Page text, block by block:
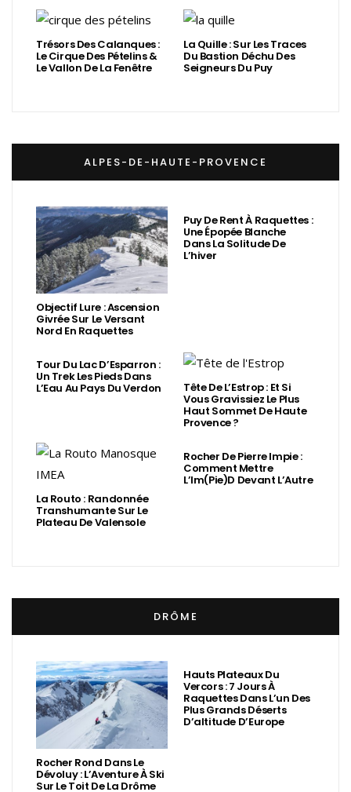
Trésors Des Calanques :
Le Cirque Des Pételins &
Le Vallon De La Fenêtre
La Quille : Sur Les Traces
Du Bastion Déchu Des
Seigneurs Du Puy
ALPES-DE-HAUTE-PROVENCE
Objectif Lure : Ascension
Givrée Sur Le Versant
Nord En Raquettes
Puy De Rent À Raquettes :
Une Épopée Blanche
Dans La Solitude De
L’hiver
Tour Du Lac D’Esparron :
Un Trek Les Pieds Dans
L’Eau Au Pays Du Verdon Tête De L’Estrop : Et Si
Vous Gravissiez Le Plus
Haut Sommet De Haute
Provence ?
La Routo : Randonnée
Transhumante Sur Le
Plateau De Valensole
Rocher De Pierre Impie :
Comment Mettre
L’Im(Pie)d Devant L’Autre
DRÔME
Rocher Rond Dans Le
Dévoluy : L’Aventure À Ski
Sur Le Toit De La Drôme
Hauts Plateaux Du
Vercors : 7 Jours À
Raquettes Dans L’un Des
Plus Grands Déserts
D’altitude D’Europe